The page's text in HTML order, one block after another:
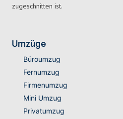
zugeschnitten ist.
Umzüge
Büroumzug
Fernumzug
Firmenumzug
Mini Umzug
Privatumzug